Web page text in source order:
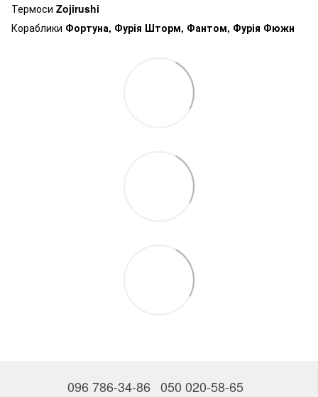
Термоси Zojirushi
Кораблики Фортуна, Фурія Шторм, Фантом, Фурія Фюжн
096 786-34-86 050 020-58-65